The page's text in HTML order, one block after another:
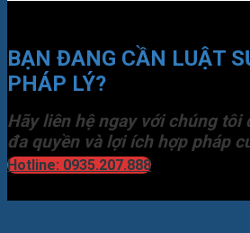
BẠN ĐANG CẦN LUẬT
PHÁP LÝ?
Hãy liên hệ ngay với chúng tôi
đa quyền và lợi ích hợp pháp
Hotline: 0935.207.888